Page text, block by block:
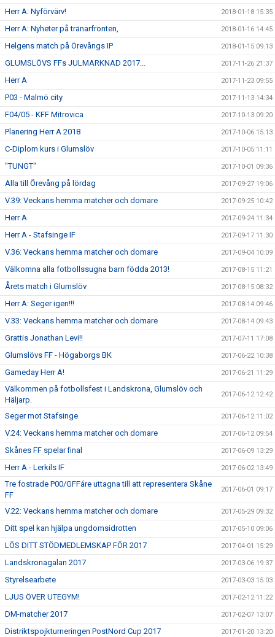
Herr A: Nyförvärv! 2018-01-18 15:35
Herr A: Nyheter på tränarfronten, 2018-01-16 14:45
Helgens match på Örevångs IP 2018-01-15 09:13
GLUMSLÖVS FFs JULMARKNAD 2017... 2017-11-26 21:37
Herr A 2017-11-23 09:55
P03 - Malmö city 2017-11-13 14:34
F04/05 - KFF Mitrovica 2017-10-13 09:20
Planering Herr A 2018 2017-10-06 15:13
C-Diplom kurs i Glumslöv 2017-10-05 11:11
"TUNGT" 2017-10-01 09:36
Alla till Örevång på lördag 2017-09-27 19:06
V.39: Veckans hemma matcher och domare 2017-09-25 10:42
Herr A 2017-09-24 11:34
Herr A - Stafsinge IF 2017-09-17 11:30
V.36: Veckans hemma matcher och domare 2017-09-04 10:09
Välkomna alla fotbollssugna barn födda 2013! 2017-08-15 11:21
Årets match i Glumslöv 2017-08-15 08:32
Herr A: Seger igen!!! 2017-08-14 09:46
V.33: Veckans hemma matcher och domare 2017-08-14 09:43
Grattis Jonathan Levi!! 2017-07-11 17:08
Glumslövs FF - Högaborgs BK 2017-06-22 10:38
Gameday Herr A! 2017-06-21 11:29
Välkommen på fotbollsfest i Landskrona, Glumslöv och
Häljarp.
2017-06-12 12:42
Seger mot Stafsinge 2017-06-12 11:02
V.24: Veckans hemma matcher och domare 2017-06-12 09:54
Skånes FF spelar final 2017-06-09 13:29
Herr A - Lerkils IF 2017-06-02 13:49
Tre fostrade P00/GFFáre uttagna till att representera Skåne
FF
2017-06-01 09:17
V.22: Veckans hemma matcher och domare 2017-05-29 09:32
Ditt spel kan hjälpa ungdomsidrotten 2017-05-10 09:06
LÖS DITT STÖDMEDLEMSKAP FÖR 2017 2017-04-01 15:29
Landskronagalan 2017 2017-03-06 19:37
Styrelsearbete 2017-03-03 15:03
LJUS ÖVER UTEGYM! 2017-02-12 11:22
DM-matcher 2017 2017-02-07 13:07
Distriktspojkturneringen PostNord Cup 2017 2017-01-20 13:20